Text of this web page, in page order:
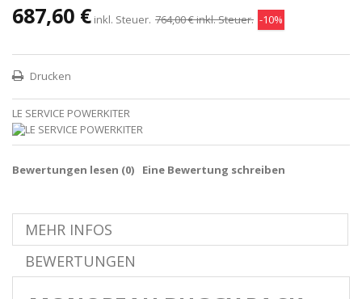
687,60 € inkl. Steuer. 764,00 €inkl. Steuer. -10%
Drucken
LE SERVICE POWERKITER
Bewertungen lesen (0) Eine Bewertung schreiben
MEHR INFOS
BEWERTUNGEN